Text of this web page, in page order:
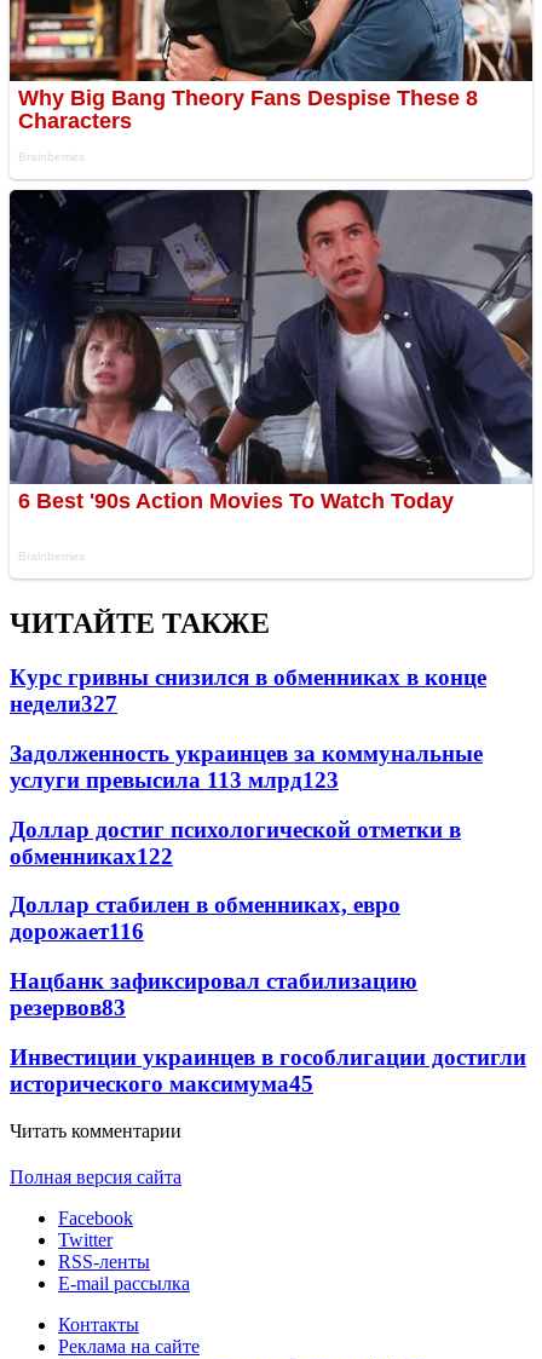
ЧИТАЙТЕ ТАКЖЕ
Курс гривны снизился в обменниках в конце
недели327
Задолженность украинцев за коммунальные
услуги превысила 113 млрд123
Доллар достиг психологической отметки в
обменниках122
Доллар стабилен в обменниках, евро
дорожает116
Нацбанк зафиксировал стабилизацию
резервов83
Инвестиции украинцев в гособлигации достигли
исторического максимума45
Читать комментарии
Полная версия сайта
Facebook
Twitter
RSS-ленты
E-mail рассылка
Контакты
Реклама на сайте